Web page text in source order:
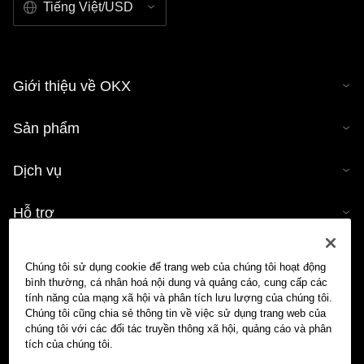
www.okx.com.
Tiếng Việt/USD
Giới thiệu về OKX
Sản phẩm
Dịch vụ
Hỗ trợ
Công cụ tính tiền mã hóa
Giao dịch
Chúng tôi sử dụng cookie để trang web của chúng tôi hoạt động
bình thường, cá nhân hoá nội dung và quảng cáo, cung cấp các
tính năng của mạng xã hội và phân tích lưu lượng của chúng tôi.
Chúng tôi cũng chia sẻ thông tin về việc sử dụng trang web của
chúng tôi với các đối tác truyền thông xã hội, quảng cáo và phân
tích của chúng tôi.